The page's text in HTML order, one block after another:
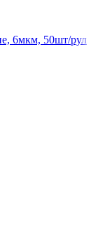
6мкм, 50шт/рул